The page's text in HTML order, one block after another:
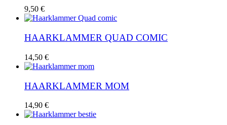
9,50 €
HAARKLAMMER QUAD COMIC
14,50 €
HAARKLAMMER MOM
14,90 €